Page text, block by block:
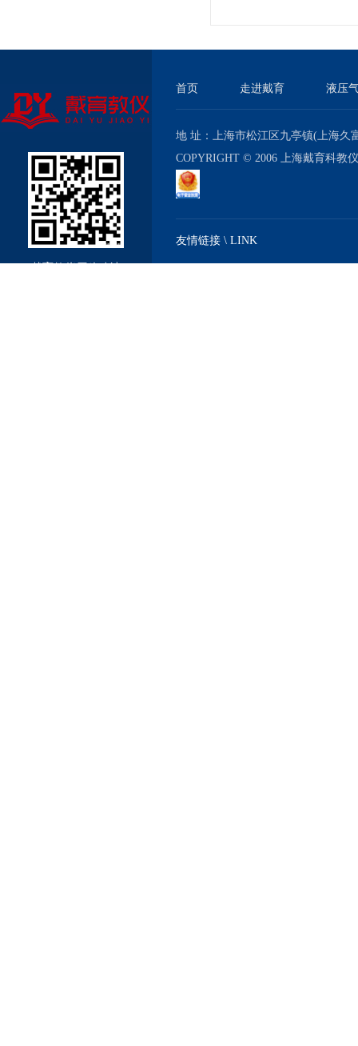
首页 走进戴育 液压
地 址：上海市松江区九亭镇(上海
COPYRIGHT © 2006 上海戴育科
友情链接 \ LINK